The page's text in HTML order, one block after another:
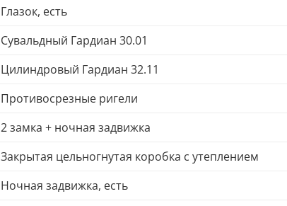
Глазок, есть
Сувальдный Гардиан 30.01
Цилиндровый Гардиан 32.11
Противосрезные ригели
2 замка + ночная задвижка
Закрытая цельногнутая коробка с утеплением
Ночная задвижка, есть